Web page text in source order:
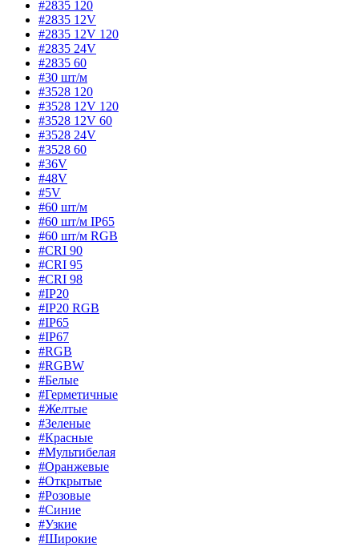
#2835 120
#2835 12V
#2835 12V 120
#2835 24V
#2835 60
#30 шт/м
#3528 120
#3528 12V 120
#3528 12V 60
#3528 24V
#3528 60
#36V
#48V
#5V
#60 шт/м
#60 шт/м IP65
#60 шт/м RGB
#CRI 90
#CRI 95
#CRI 98
#IP20
#IP20 RGB
#IP65
#IP67
#RGB
#RGBW
#Белые
#Герметичные
#Желтые
#Зеленые
#Красные
#Мультибелая
#Оранжевые
#Открытые
#Розовые
#Синие
#Узкие
#Широкие